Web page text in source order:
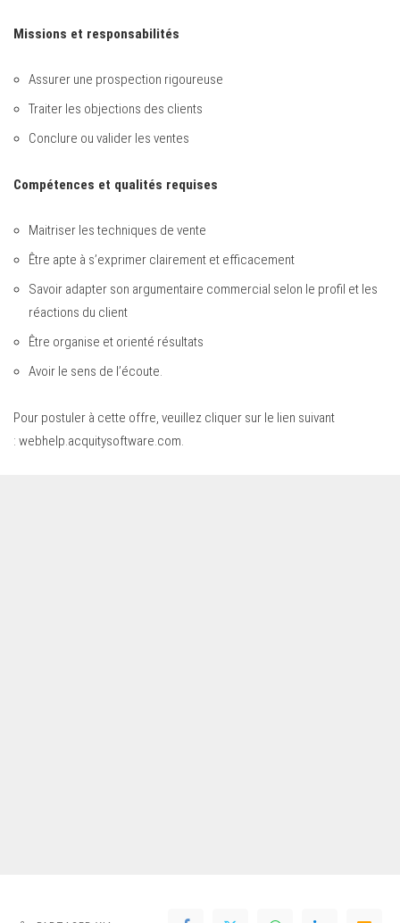
Missions et responsabilités
Assurer une prospection rigoureuse
Traiter les objections des clients
Conclure ou valider les ventes
Compétences et qualités requises
Maitriser les techniques de vente
Être apte à s’exprimer clairement et efficacement
Savoir adapter son argumentaire commercial selon le profil et les
réactions du client
Être organise et orienté résultats
Avoir le sens de l’écoute.
Pour postuler à cette offre, veuillez cliquer sur le lien suivant
: webhelp.acquitysoftware.com